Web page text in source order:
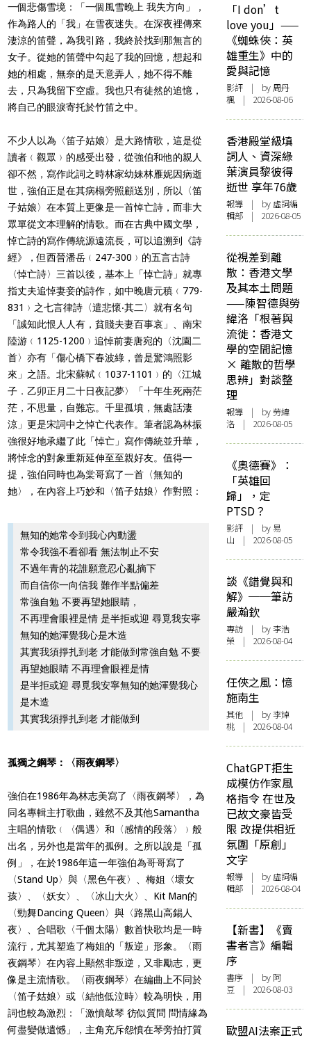
一個悲傷雪境：「一個風雪晚上 我失方向 」，
作為路人的「我」在雪夜迷失。在深夜裡傳來
淒涼的笛聲，為我引路，我終於找到那無言的
女子。從她的笛聲中勾起了我的回憶，想起和
她的相處，無奈的是天意弄人，她不得不離
去，只為我留下空虛。我也只有徒然的追憶，
將自己的眼淚寄托於竹笛之中。
不少人以為〈笛子姑娘〉是大路情歌，這是從
讀者﹙觀眾﹚的感受出發，從強伯和他的親人
卻不然，寫作此詞之時林家幼妹林雁妮因病逝
世，強伯正是在其病榻旁照顧送別，所以〈笛
子姑娘〉在本質上更像是一首悼亡詩，而非大
眾單從文本理解的情歌。而在古典中國文學，
悼亡詩的寫作傳統源遠流長，可以追溯到《詩
經》，但西晉潘岳﹙247-300﹚的五言古詩
〈悼亡詩〉三首以後，基本上「悼亡詩」就專
指丈夫追悼妻妾的詩作，如中晚唐元稹﹙779-
831﹚之七言律詩〈遣悲懷‧其二〉就有名句
「誠知此恨人人有，貧賤夫妻百事哀 」、南宋
陸游﹙1125-1200﹚追悼前妻唐宛的〈沈園二
首〉亦有「傷心橋下春波綠，曾是驚鴻照影
來」 之語。北宋蘇軾﹙1037-1101﹚的〈江城
子．乙卯正月二十日夜記夢〉「十年生死兩茫
茫，不思量，自難忘。千里孤墳，無處話淒
涼 」更是宋詞中之悼亡代表作。筆者認為林振
強很好地承繼了此「悼亡」寫作傳統並升華，
將悼念的對象重新延伸至至親好友。值得一
提，強伯同時也為棠哥寫了一首〈無知的
她〉，在內容上巧妙和〈笛子姑娘〉作對照：
無知的她常令到我心內動盪
常令我強不看卻看 無法制止不安
不過年青的花誰願意忍心亂摘下
而自信你一向信我 難作半點偏差
常強自勉 不要再望她眼睛，
不再理會眼裡是情 是半拒或迎 尋覓我安寧
無知的她渾覺我心是木造
其實我須掙扎到老 才能做到常強自勉 不要
再望她眼睛 不再理會眼裡是情
是半拒或迎 尋覓我安寧無知的她渾覺我心
是木造
其實我須掙扎到老 才能做到
孤獨之鋼琴：〈雨夜鋼琴〉
強伯在1986年為林志美寫了〈雨夜鋼琴〉，為
同名專輯主打歌曲，雖然不及其他Samantha
主唱的情歌﹙〈偶遇〉和〈感情的段落〉﹚般
出名，另外也是當年的孤例。之所以說是「孤
例」，在於1986年這一年強伯為哥哥寫了
〈Stand Up〉與〈黑色午夜〉、梅姐〈壞女
孩〉、〈妖女〉、〈冰山大火〉、Kit Man的
〈勁舞Dancing Queen〉與〈路黑山高錫人
夜〉、合唱歌〈千個太陽〉數首快歌均是一時
流行，尤其塑造了梅姐的「叛逆」形象。〈雨
夜鋼琴〉在內容上顯然非叛逆，又非勵志，更
像是主流情歌。〈雨夜鋼琴〉在編曲上不同於
〈笛子姑娘〉或〈結他低泣時〉較為明快，用
詞也較為激烈：「激憤敲琴 彷似質問 問情緣為
何盡變做遺憾 」，主角充斥怨憤在琴旁拍打質
「I don’t
love you」——
《蜘蛛俠：英
雄重生》中的
愛與記憶
影評 | by周丹
楓 | 2026-08-06
香港殿堂級填
詞人、資深綠
葉演員黎彼得
逝世 享年76歲
報導 | by 虛詞編
輯部 | 2026-08-05
從視差到離
散：香港文學
及其本土問題
——陳智德與勞
緯洛「根著與
流徙：香港文
學的空間記憶
× 離散的哲學
思辨」對談整
理
報導 | by 勞緯
洛 | 2026-08-05
《奧德賽》：
「英雄回
歸」，定
PTSD？
影評 | by 易
山 | 2026-08-05
談《錯覺與和
解》──筆訪
嚴瀚欽
專訪 | by 李浩
榮 | 2026-08-04
任俠之風：憶
施南生
其他 | by 李焯
桃 | 2026-08-04
ChatGPT拒生
成模仿作家風
格指令 在世及
已故文豪皆受
限 改提供相近
氛圍「原創」
文字
報導 | by 虛詞編
輯部 | 2026-08-04
【新書】《賣
書者言》編輯
序
書序 | by 阿
豆 | 2026-08-03
歐盟AI法案正式